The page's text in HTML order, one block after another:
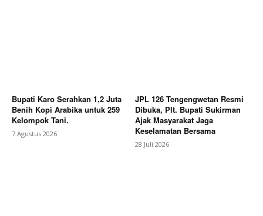
Bupati Karo Serahkan 1,2 Juta
Benih Kopi Arabika untuk 259
Kelompok Tani.
7 Agustus 2026
JPL 126 Tengengwetan Resmi
Dibuka, Plt. Bupati Sukirman
Ajak Masyarakat Jaga
Keselamatan Bersama
28 Juli 2026